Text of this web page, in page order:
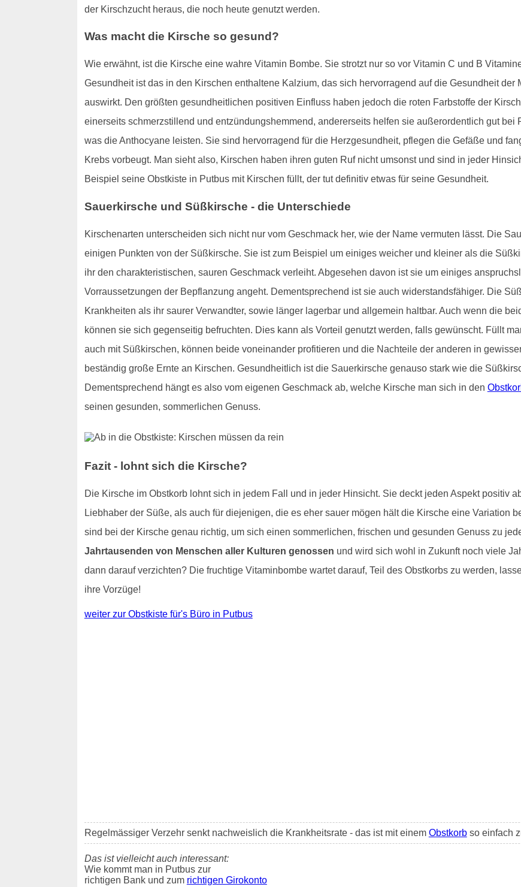
der Kirschzucht heraus, die noch heute genutzt werden.
Was macht die Kirsche so gesund?
Wie erwähnt, ist die Kirsche eine wahre Vitamin Bombe. Sie strotzt nur so vor Vitamin C und B
Gesundheit ist das in den Kirschen enthaltene Kalzium, das sich hervorragend auf die Gesundheit der
auswirkt. Den größten gesundheitlichen positiven Einfluss haben jedoch die roten Farbstoffe der
einerseits schmerzstillend und entzündungshemmend, andererseits helfen sie außerordentlich gut bei
was die Anthocyane leisten. Sie sind hervorragend für die Herzgesundheit, pflegen die Gefäße und
Krebs vorbeugt. Man sieht also, Kirschen haben ihren guten Ruf nicht umsonst und sind in jeder
Beispiel seine Obstkiste in Putbus mit Kirschen füllt, der tut definitiv etwas für seine Gesundheit.
Sauerkirsche und Süßkirsche - die Unterschiede
Kirschenarten unterscheiden sich nicht nur vom Geschmack her, wie der Name vermuten lässt. Die
einigen Punkten von der Süßkirsche. Sie ist zum Beispiel um einiges weicher und kleiner als die
ihr den charakteristischen, sauren Geschmack verleiht. Abgesehen davon ist sie um einiges
Vorraussetzungen der Bepflanzung angeht. Dementsprechend ist sie auch widerstandsfähiger. Die
Krankheiten als ihr saurer Verwandter, sowie länger lagerbar und allgemein haltbar. Auch wenn die
können sie sich gegenseitig befruchten. Dies kann als Vorteil genutzt werden, falls gewünscht. Füllt
auch mit Süßkirschen, können beide voneinander profitieren und die Nachteile der anderen in
beständig große Ernte an Kirschen. Gesundheitlich ist die Sauerkirsche genauso stark wie die
Dementsprechend hängt es also vom eigenen Geschmack ab, welche Kirsche man sich in den
seinen gesunden, sommerlichen Genuss.
Fazit - lohnt sich die Kirsche?
Die Kirsche im Obstkorb lohnt sich in jedem Fall und in jeder Hinsicht. Sie deckt jeden Aspekt positiv
Liebhaber der Süße, als auch für diejenigen, die es eher sauer mögen hält die Kirsche eine Variation
sind bei der Kirsche genau richtig, um sich einen sommerlichen, frischen und gesunden Genuss zu
Jahrtausenden von Menschen aller Kulturen genossen und wird sich wohl in Zukunft noch viele
dann darauf verzichten? Die fruchtige Vitaminbombe wartet darauf, Teil des Obstkorbs zu werden,
ihre Vorzüge!
weiter zur Obstkiste für's Büro in Putbus
Regelmässiger Verzehr senkt nachweislich die Krankheitsrate - das ist mit einem Obstkorbso einfach
Das ist vielleicht auch interessant:
Wie kommt man in Putbus zur
richtigen Bank und zum richtigen Girokonto